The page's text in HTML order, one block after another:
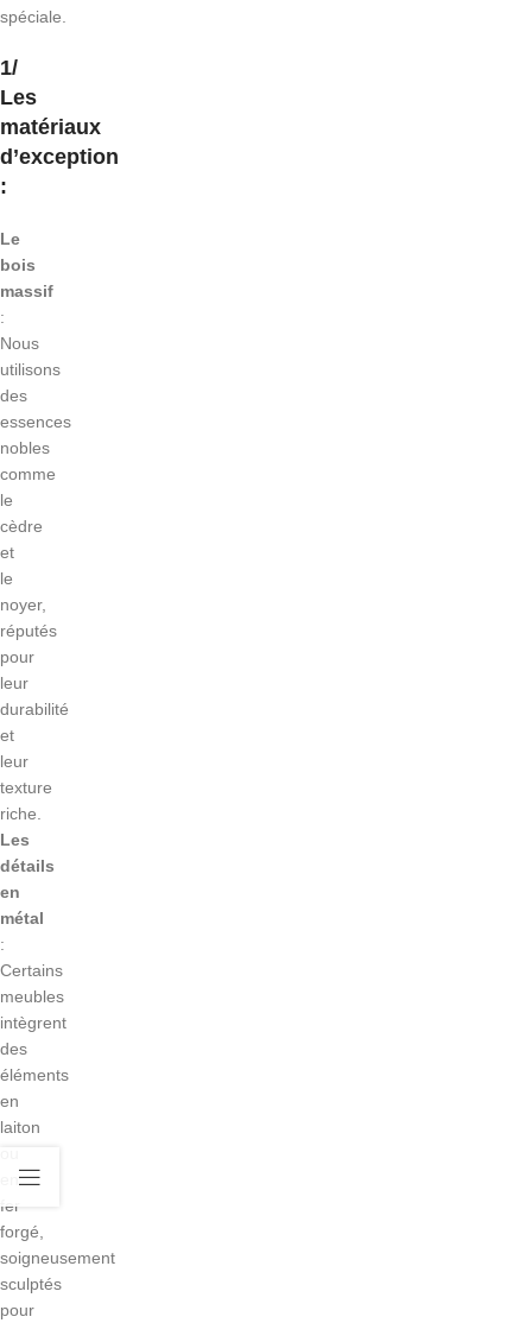
spéciale.
1/
Les
matériaux
d’exception
:
Le
bois
massif
:
Nous
utilisons
des
essences
nobles
comme
le
cèdre
et
le
noyer,
réputés
pour
leur
durabilité
et
leur
texture
riche.
Les
détails
en
métal
:
Certains
meubles
intègrent
des
éléments
en
laiton
fer
forgé,
soigneusement
sculptés
pour